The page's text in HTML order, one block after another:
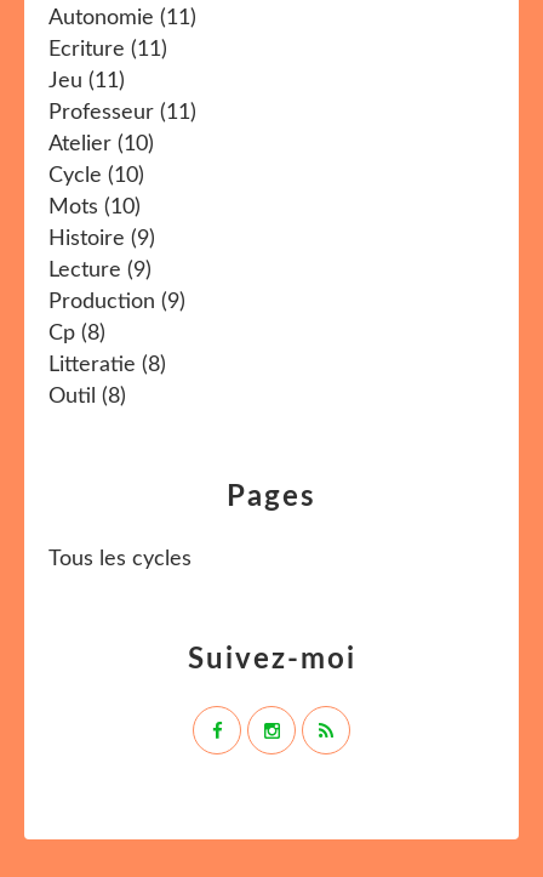
Autonomie (11)
Ecriture (11)
Jeu (11)
Professeur (11)
Atelier (10)
Cycle (10)
Mots (10)
Histoire (9)
Lecture (9)
Production (9)
Cp (8)
Litteratie (8)
Outil (8)
Pages
Tous les cycles
Suivez-moi